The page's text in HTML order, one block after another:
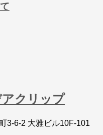
クリップ
3-6-2 大雅ビル10F-101